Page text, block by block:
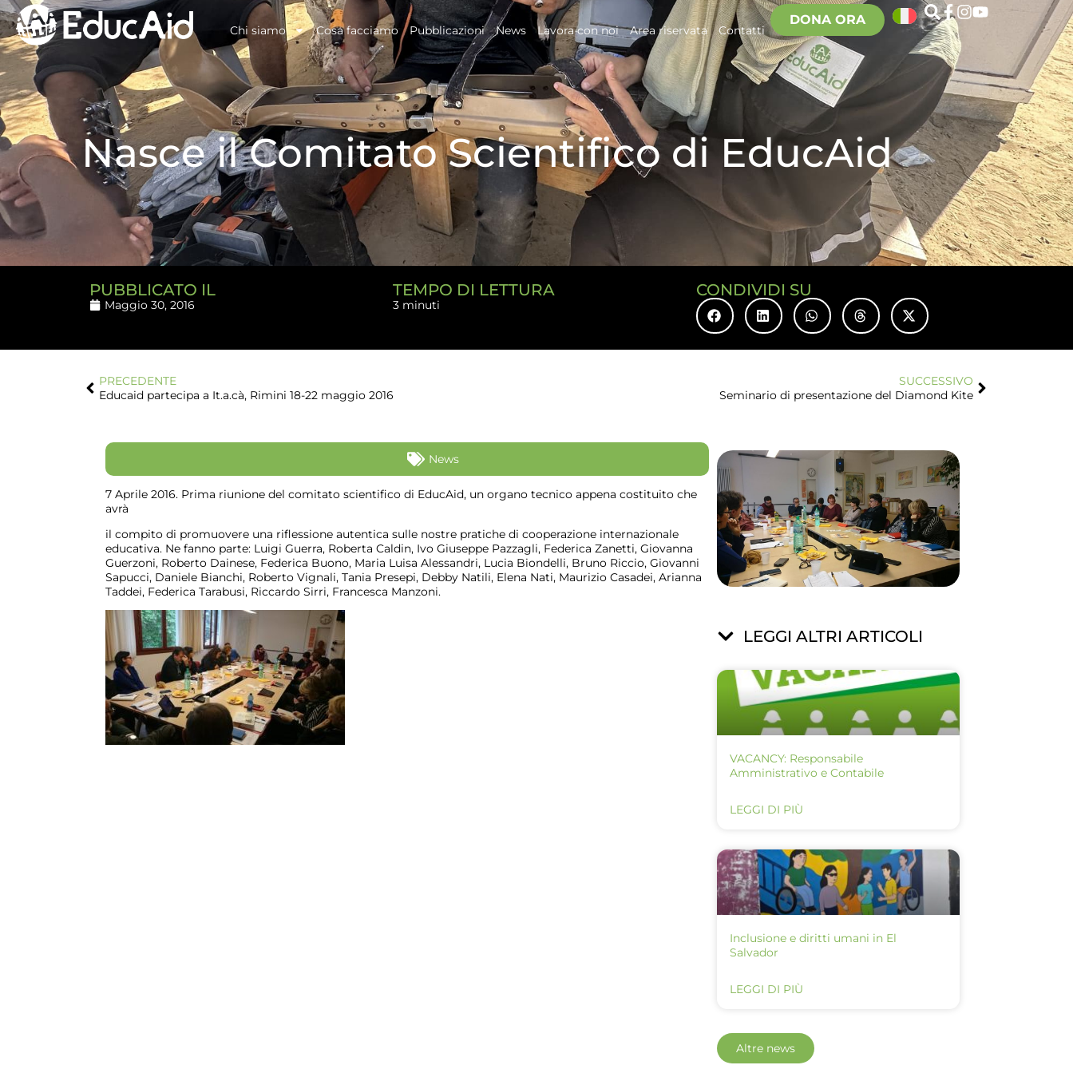
Chi siamo Cosa facciamo Pubblicazioni News Lavora con noi Area riservata Contatti
DONA ORA
Nasce il Comitato Scientifico di EducAid
PUBBLICATO IL
Maggio 30, 2016
TEMPO DI LETTURA
3 minuti
CONDIVIDI SU
PRECEDENTE
Educaid partecipa a It.a.cà, Rimini 18-22 maggio 2016
SUCCESSIVO
Seminario di presentazione del Diamond Kite
News
7 Aprile 2016. Prima riunione del comitato scientifico di EducAid, un organo tecnico appena costituito che
avrà
il compito di promuovere una riflessione autentica sulle nostre pratiche di cooperazione internazionale
educativa. Ne fanno parte: Luigi Guerra, Roberta Caldin, Ivo Giuseppe Pazzagli, Federica Zanetti, Giovanna
Guerzoni, Roberto Dainese, Federica Buono, Maria Luisa Alessandri, Lucia Biondelli, Bruno Riccio, Giovanni
Sapucci, Daniele Bianchi, Roberto Vignali, Tania Presepi, Debby Natili, Elena Nati, Maurizio Casadei, Arianna
Taddei, Federica Tarabusi, Riccardo Sirri, Francesca Manzoni.
LEGGI ALTRI ARTICOLI
VACANCY: Responsabile
Amministrativo e Contabile
LEGGI DI PIÙ
Inclusione e diritti umani in El
Salvador
LEGGI DI PIÙ
Altre news